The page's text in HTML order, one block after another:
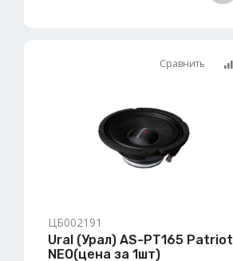
Сравнить
ЦБ002191
Ural (Урал) AS-PT165 Patriot
NEO(цена за 1шт)